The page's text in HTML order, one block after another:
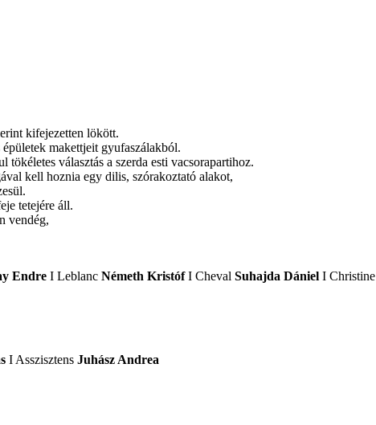
kifejezetten lökött.
makettjeit gyufaszálakból.
választás a szerda esti vacsorapartihoz.
kell hoznia egy dilis, szórakoztató alakot,
tetejére áll.
vendég,
Endre I Leblanc Németh KristófI Cheval Suhajda Dániel I Christine
I Asszisztens Juhász Andrea